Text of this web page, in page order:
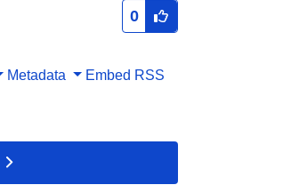
0
Metadata Embed RSS